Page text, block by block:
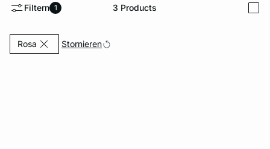
Filtern 1 3 Products
Rosa Currently Refined by Farben: Rosa
Stornieren